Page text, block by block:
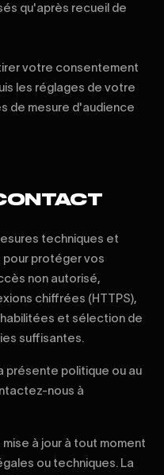
qu'après recueil de
votre consentement
les réglages de votre
de mesure d'audience
techniques et
protéger vos
non autorisé,
chiffrées (HTTPS),
et sélection de
suffisantes.
présente politique ou au
nous à
à jour à tout moment
ou techniques. La